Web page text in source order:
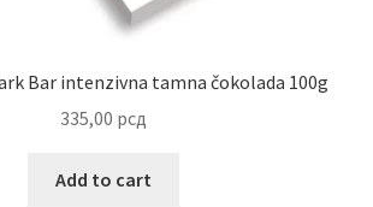
Bar intenzivna tamna čokolada 100g
335,00 рсд
Add to cart